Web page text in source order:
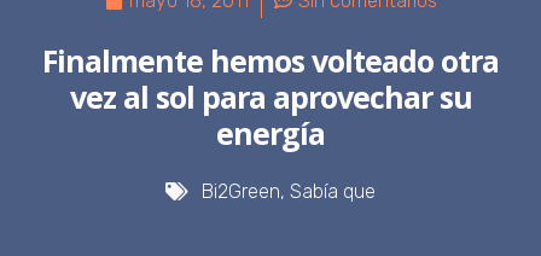
Finalmente hemos volteado otra
vez al sol para aprovechar su
energía
Bi2Green, Sabía que